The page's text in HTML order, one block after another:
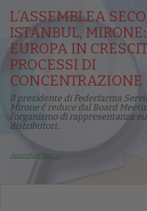
L’ASSEMBLEA
ISTANBUL,
EUROPA IN
PROCESSI DI
CONCENTRAZIONE
Il presidente di Federfarma
Mirone č reduce dal Board
l'organismo di rappresentanza
distributori...
Approfondisci >